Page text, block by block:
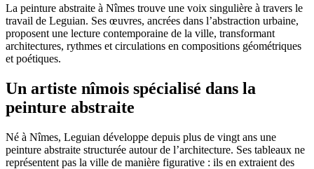
La peinture abstraite à Nîmes trouve une voix singulière à travers le
travail de Leguian. Ses œuvres, ancrées dans l’abstraction urbaine,
proposent une lecture contemporaine de la ville, transformant
architectures, rythmes et circulations en compositions géométriques
et poétiques.
Un artiste nîmois spécialisé dans la
peinture abstraite
Né à Nîmes, Leguian développe depuis plus de vingt ans une
peinture abstraite structurée autour de l’architecture. Ses tableaux ne
représentent pas la ville de manière figurative : ils en extraient des